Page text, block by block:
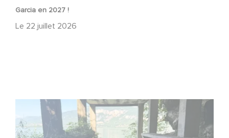
Garcia en 2027 !
Le 22 juillet 2026
Le tournage de la mini-série Le Roman de Marceau Miller
a débuté